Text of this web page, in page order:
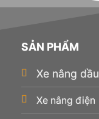
SẢN PHẨM
Xe nâng dầu
Xe nâng điện